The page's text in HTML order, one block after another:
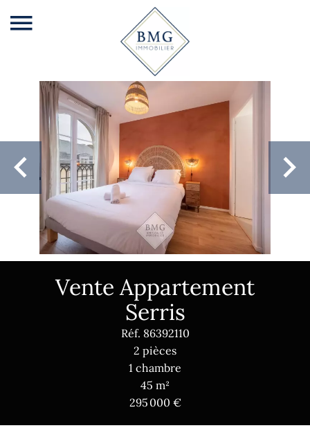
Vente Appartement
Serris
Réf. 86392110
2 pièces
1 chambre
45 m²
295 000 €